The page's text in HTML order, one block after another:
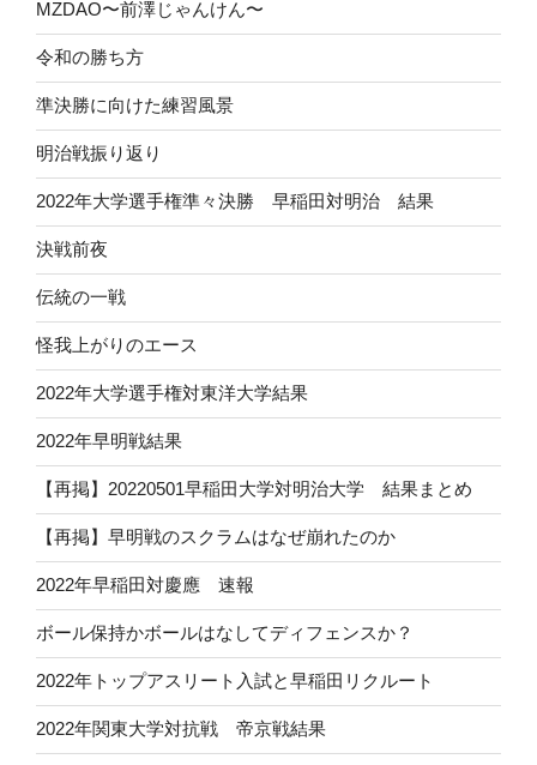
MZDAO〜前澤じゃんけん〜
令和の勝ち方
準決勝に向けた練習風景
明治戦振り返り
2022年大学選手権準々決勝 早稲田対明治 結果
決戦前夜
伝統の一戦
怪我上がりのエース
2022年大学選手権対東洋大学結果
2022年早明戦結果
【再掲】20220501早稲田大学対明治大学 結果まとめ
【再掲】早明戦のスクラムはなぜ崩れたのか
2022年早稲田対慶應 速報
ボール保持かボールはなしてディフェンスか？
2022年トップアスリート入試と早稲田リクルート
2022年関東大学対抗戦 帝京戦結果